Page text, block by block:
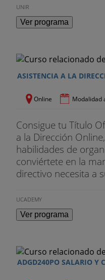
UNIR
Ver programa
ASISTENCIA A LA
Online Modalidad
Consigue tu Título
a la Dirección
habilidades de
conviértete en la
directivo necesita a
UCADEMY
Ver programa
ADGD240PO SALARIO Y